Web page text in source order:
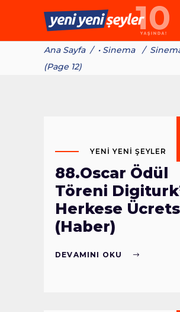
Ana Sayfa/ • Sinema /
(Page 12)
YENI YENI ŞEYLER
88.Oscar Ödül
Töreni
Herkese
(Haber)
DEVAMINI OKU